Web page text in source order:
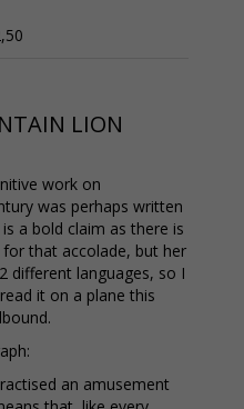
LION
work on
was perhaps written
a bold claim as there is
that accolade, but her
different languages, so I
it on a plane this
an amusement